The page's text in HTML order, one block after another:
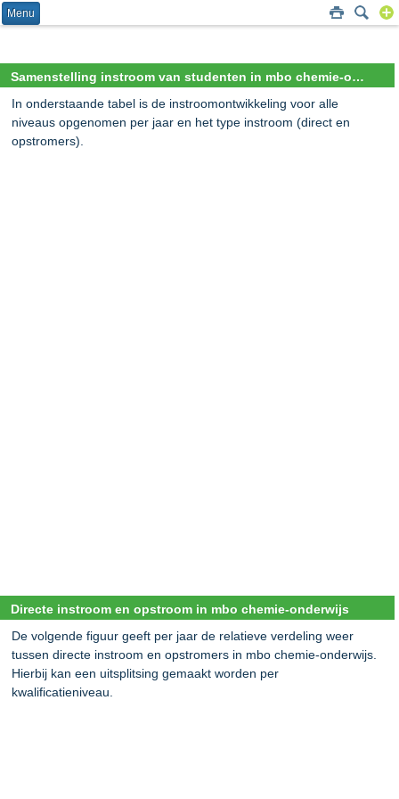
Menu
Samenstelling instroom van studenten in mbo chemie-onderwijs per opleidingsniveau
In onderstaande tabel is de instroomontwikkeling voor alle
niveaus opgenomen per jaar en het type instroom (direct en
opstromers).
Directe instroom en opstroom in mbo chemie-onderwijs
De volgende figuur geeft per jaar de relatieve verdeling weer
tussen directe instroom en opstromers in mbo chemie-onderwijs.
Hierbij kan een uitsplitsing gemaakt worden per
kwalificatieniveau.